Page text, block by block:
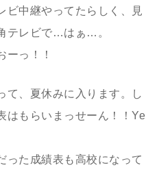
ビ中継やってたらしく、見
テレビで…はぁ…。
ーっ！！
て、夏休みに入ります。し
はもらいまっせーん！！Ye
った成績表も高校になって